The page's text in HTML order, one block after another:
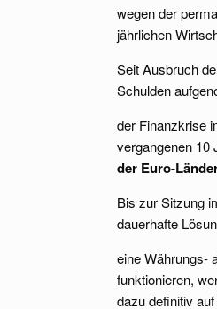
wegen der
jährlichen
Seit Ausbruch
Schulden
der Finanzkrise
vergangenen 10
der Euro-
Bis zur Sitzung
dauerhafte
eine Währungs-
funktionieren,
dazu definitiv